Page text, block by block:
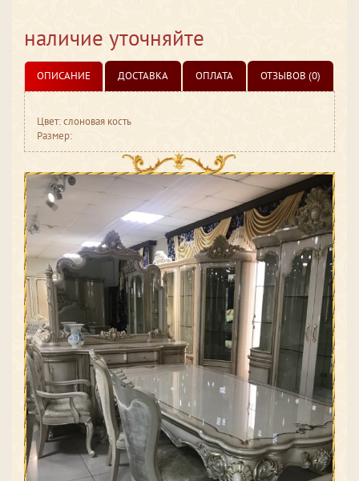
наличие уточняйте
ОПИСАНИЕ ДОСТАВКА ОПЛАТА ОТЗЫВОВ (0)
Цвет: слоновая кость
Размер: